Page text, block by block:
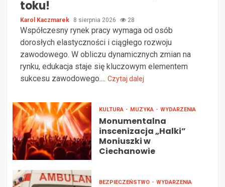
toku!
Karol Kaczmarek 8 sierpnia 2026 28
Współczesny rynek pracy wymaga od osób
dorosłych elastyczności i ciągłego rozwoju
zawodowego. W obliczu dynamicznych zmian na
rynku, edukacja staje się kluczowym elementem
sukcesu zawodowego.... Czytaj dalej
KULTURA MUZYKA WYDARZENIA
Monumentalna
inscenizacja „Halki”
Moniuszki w
Ciechanowie
BEZPIECZEŃSTWO WYDARZENIA